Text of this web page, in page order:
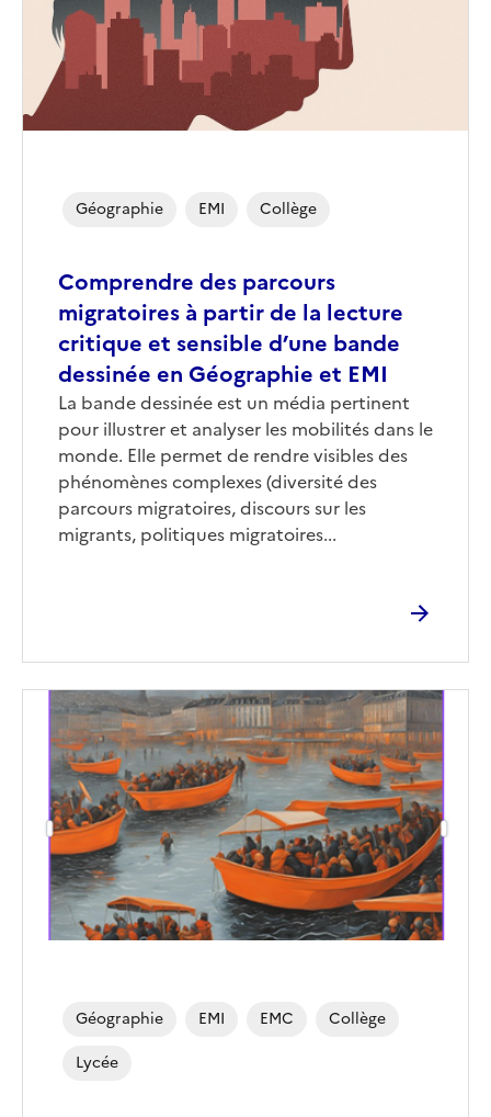
Comprendre des parcours
migratoires à partir de la lecture
critique et sensible d’une bande
dessinée en Géographie et EMI
Corps
La bande dessinée est un média pertinent
pour illustrer et analyser les mobilités dans le
monde. Elle permet de rendre visibles des
phénomènes complexes (diversité des
parcours migratoires, discours sur les
migrants, politiques migratoires...
Géographie EMI Collège
Géographie EMI EMC
Collège
Lycée
Image
couverture
(conseillée)